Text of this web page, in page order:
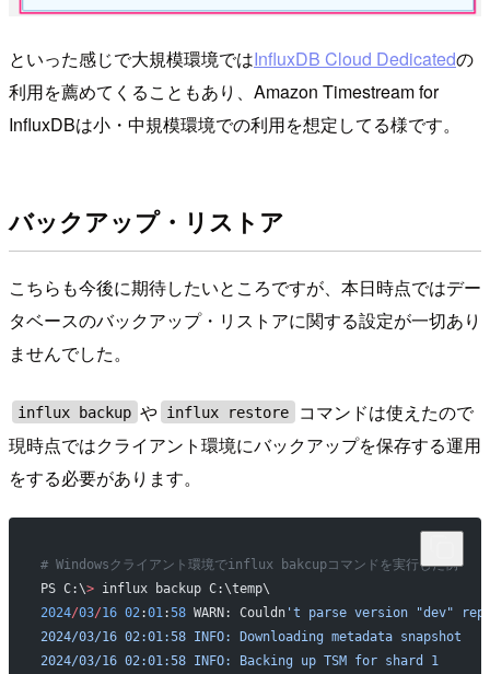
といった感じで大規模環境ではInfluxDB Cloud Dedicatedの
利用を薦めてくることもあり、Amazon Timestream for
InfluxDBは小・中規模環境での利用を想定してる様です。
バックアップ・リストア
こちらも今後に期待したいところですが、本日時点ではデー
タベースのバックアップ・リストアに関する設定が一切あり
ませんでした。
influx backup や influx restore
コマンドは使えたので
現時点ではクライアント環境にバックアップを保存する運用
をする必要があります。
# Windowsクライアント環境でinflux bakcupコマンドを実行した例
PS C:\> influx backup C:\temp\
2024/03/16 02 :01 :58 WARN: Couldn't parse version "dev"
2024/03/16 02:01:58 INFO: Downloading metadata snapshot
2024/03/16 02:01:58 INFO: Backing up TSM for shard 1